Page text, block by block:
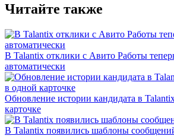
Читайте также
В Talantix отклики с Авито Работы
автоматически
Обновление истории кандидата в
карточке
В Talantix появились шаблоны